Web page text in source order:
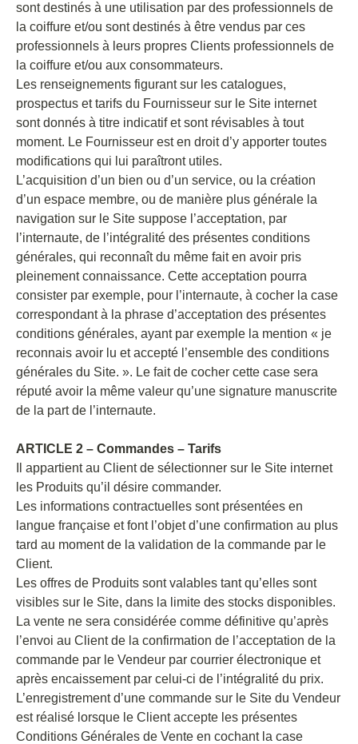
sont destinés à une utilisation par des professionnels de
la coiffure et/ou sont destinés à être vendus par ces
professionnels à leurs propres Clients professionnels de
la coiffure et/ou aux consommateurs.
Les renseignements figurant sur les catalogues,
prospectus et tarifs du Fournisseur sur le Site internet
sont donnés à titre indicatif et sont révisables à tout
moment. Le Fournisseur est en droit d’y apporter toutes
modifications qui lui paraîtront utiles.
L’acquisition d’un bien ou d’un service, ou la création
d’un espace membre, ou de manière plus générale la
navigation sur le Site suppose l’acceptation, par
l’internaute, de l’intégralité des présentes conditions
générales, qui reconnaît du même fait en avoir pris
pleinement connaissance. Cette acceptation pourra
consister par exemple, pour l’internaute, à cocher la case
correspondant à la phrase d’acceptation des présentes
conditions générales, ayant par exemple la mention « je
reconnais avoir lu et accepté l’ensemble des conditions
générales du Site. ». Le fait de cocher cette case sera
réputé avoir la même valeur qu’une signature manuscrite
de la part de l’internaute.
ARTICLE 2 – Commandes – Tarifs
Il appartient au Client de sélectionner sur le Site internet
les Produits qu’il désire commander.
Les informations contractuelles sont présentées en
langue française et font l’objet d’une confirmation au plus
tard au moment de la validation de la commande par le
Client.
Les offres de Produits sont valables tant qu’elles sont
visibles sur le Site, dans la limite des stocks disponibles.
La vente ne sera considérée comme définitive qu’après
l’envoi au Client de la confirmation de l’acceptation de la
commande par le Vendeur par courrier électronique et
après encaissement par celui-ci de l’intégralité du prix.
L’enregistrement d’une commande sur le Site du Vendeur
est réalisé lorsque le Client accepte les présentes
Conditions Générales de Vente en cochant la case